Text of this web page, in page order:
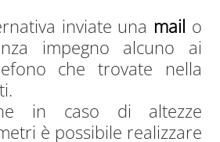
inviate una mail o
impegno alcuno ai
che trovate nella
in caso di altezze
è possibile realizzare